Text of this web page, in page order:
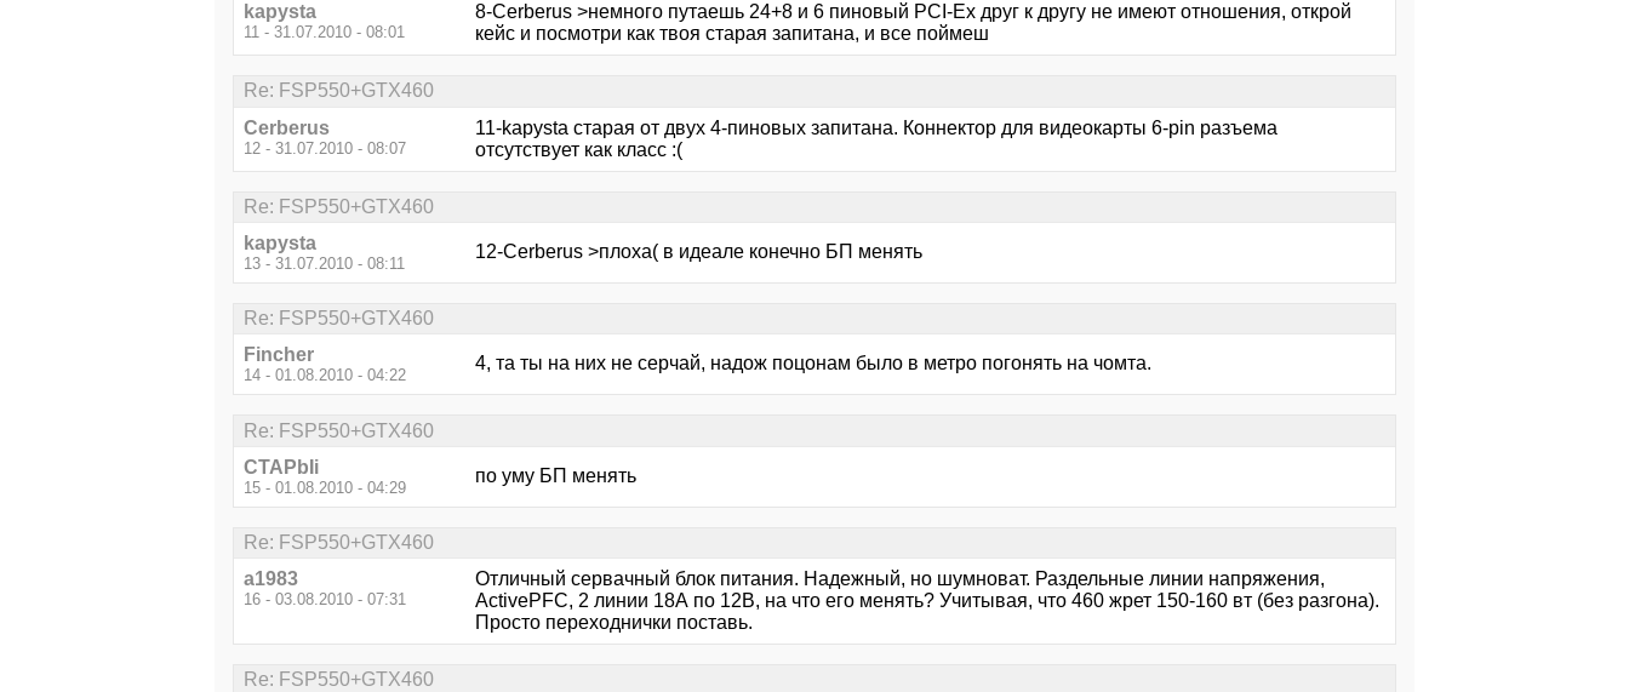
kapysta
11 - 31.07.2010 - 08:01
8-Cerberus >немного путаешь 24+8 и 6 пиновый PCI-Ex друг к другу не имеют отношения, открой
кейс и посмотри как твоя старая запитана, и все поймеш
Re: FSP550+GTX460
Cerberus
12 - 31.07.2010 - 08:07
11-kapysta старая от двух 4-пиновых запитана. Коннектор для видеокарты 6-pin разъема
отсутствует как класс :(
Re: FSP550+GTX460
kapysta
13 - 31.07.2010 - 08:11
12-Cerberus >плоха( в идеале конечно БП менять
Re: FSP550+GTX460
Fincher
14 - 01.08.2010 - 04:22
4, та ты на них не серчай, надож поцонам было в метро погонять на чомта.
Re: FSP550+GTX460
CTAPbIi
15 - 01.08.2010 - 04:29
по уму БП менять
Re: FSP550+GTX460
a1983
16 - 03.08.2010 - 07:31
Отличный сервачный блок питания. Надежный, но шумноват. Раздельные линии напряжения,
ActivePFC, 2 линии 18А по 12В, на что его менять? Учитывая, что 460 жрет 150-160 вт (без разгона).
Просто переходнички поставь.
Re: FSP550+GTX460